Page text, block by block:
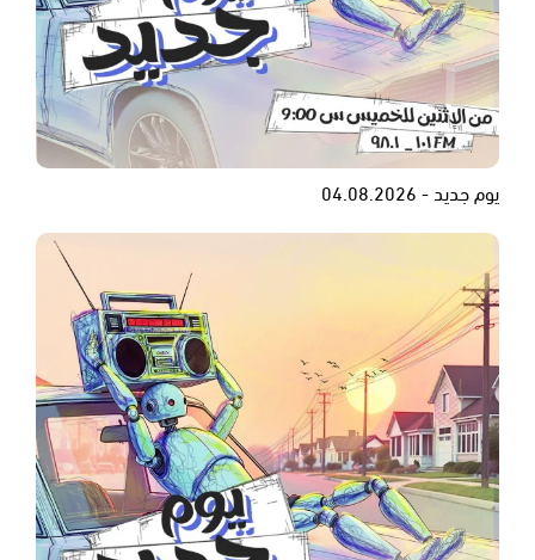
يوم جديد - 04.08.2026